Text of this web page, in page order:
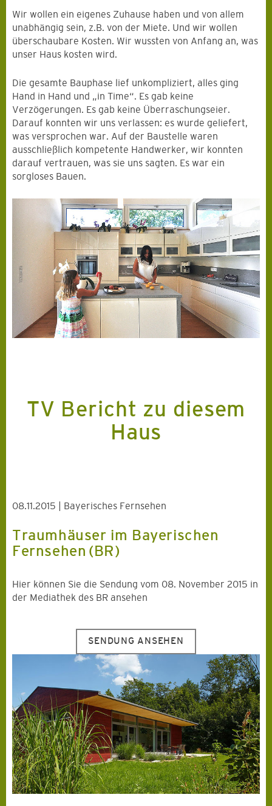
Wir wollen ein eigenes Zuhause haben und von allem
unabhängig sein, z.B. von der Miete. Und wir wollen
überschaubare Kosten. Wir wussten von Anfang an, was
unser Haus kosten wird.
Die gesamte Bauphase lief unkompliziert, alles ging
Hand in Hand und „in Time“. Es gab keine
Verzögerungen. Es gab keine Überraschungseier.
Darauf konnten wir uns verlassen: es wurde geliefert,
was versprochen war. Auf der Baustelle waren
ausschließlich kompetente Handwerker, wir konnten
darauf vertrauen, was sie uns sagten. Es war ein
sorgloses Bauen.
TV Bericht zu diesem
Haus
08.11.2015 | Bayerisches Fernsehen
Traumhäuser im Bayerischen
Fernsehen (BR)
Hier können Sie die Sendung vom 08. November 2015 in
der Mediathek des BR ansehen
SENDUNG ANSEHEN